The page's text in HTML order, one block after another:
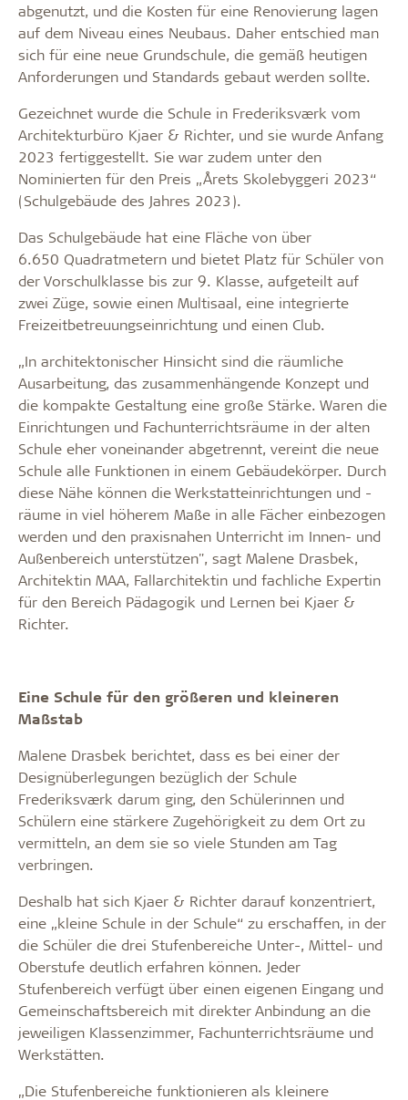
abgenutzt, und die Kosten für eine Renovierung lagen
auf dem Niveau eines Neubaus. Daher entschied man
sich für eine neue Grundschule, die gemäß heutigen
Anforderungen und Standards gebaut werden sollte.
Gezeichnet wurde die Schule in Frederiksværk vom
Architekturbüro Kjaer & Richter, und sie wurde Anfang
2023 fertiggestellt. Sie war zudem unter den
Nominierten für den Preis „Årets Skolebyggeri 2023“
(Schulgebäude des Jahres 2023).
Das Schulgebäude hat eine Fläche von über
6.650 Quadratmetern und bietet Platz für Schüler von
der Vorschulklasse bis zur 9. Klasse, aufgeteilt auf
zwei Züge, sowie einen Multisaal, eine integrierte
Freizeitbetreuungseinrichtung und einen Club.
„In architektonischer Hinsicht sind die räumliche
Ausarbeitung, das zusammenhängende Konzept und
die kompakte Gestaltung eine große Stärke. Waren die
Einrichtungen und Fachunterrichtsräume in der alten
Schule eher voneinander abgetrennt, vereint die neue
Schule alle Funktionen in einem Gebäudekörper. Durch
diese Nähe können die Werkstatteinrichtungen und -
räume in viel höherem Maße in alle Fächer einbezogen
werden und den praxisnahen Unterricht im Innen- und
Außenbereich unterstützen", sagt Malene Drasbek,
Architektin MAA, Fallarchitektin und fachliche Expertin
für den Bereich Pädagogik und Lernen bei Kjaer &
Richter.
Eine Schule für den größeren und kleineren
Maßstab
Malene Drasbek berichtet, dass es bei einer der
Designüberlegungen bezüglich der Schule
Frederiksværk darum ging, den Schülerinnen und
Schülern eine stärkere Zugehörigkeit zu dem Ort zu
vermitteln, an dem sie so viele Stunden am Tag
verbringen.
Deshalb hat sich Kjaer & Richter darauf konzentriert,
eine „kleine Schule in der Schule“ zu erschaffen, in der
die Schüler die drei Stufenbereiche Unter-, Mittel- und
Oberstufe deutlich erfahren können. Jeder
Stufenbereich verfügt über einen eigenen Eingang und
Gemeinschaftsbereich mit direkter Anbindung an die
jeweiligen Klassenzimmer, Fachunterrichtsräume und
Werkstätten.
„Die Stufenbereiche funktionieren als kleinere